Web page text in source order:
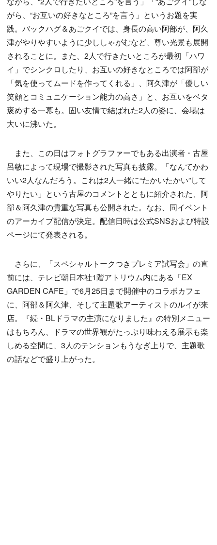
がら、“お互いの好きなところ”を言う」というお題を実
践。バックハグ＆あごクイでは、身長の高い阿部が、阿久
津がやりやすいように少ししゃがむなど、尊い光景も展開
されることに。また、2人で行きたいところが最初「ハワ
イ」でシンクロしたり、お互いの好きなところでは阿部が
「気を使ってムードを作ってくれる」、阿久津が「優しい
笑顔とコミュニケーション能力の高さ」と、お互いをベタ
褒めする一幕も。固い友情で結ばれた2人の姿に、会場は
大いに沸いた。
また、この日はフォトグラファーでもある出演者・古屋
呂敏によって現場で撮影された写真も披露。「なんてかわ
いい2人なんだろう。これは2人一緒に“たかいたかい”して
やりたい」という古屋のコメントとともに紹介された、阿
部＆阿久津の貴重な写真も公開された。なお、同イベント
のアーカイブ配信が決定。配信日時は公式SNSおよび特設
ページにて発表される。
さらに、「スペシャルトークつきプレミア試写会」の直
前には、テレビ朝日本社1階アトリウム内にある「EX
GARDEN CAFE」で6月25日まで開催中のコラボカフェ
に、阿部＆阿久津、そして主題歌アーティストのルイが来
店。『続・BLドラマの主演になりました』の特別メニュー
はもちろん、ドラマの世界観がたっぷり味わえる展示も楽
しめる空間に、3人のテンションもうなぎ上りで、主題歌
の話などで盛り上がった。